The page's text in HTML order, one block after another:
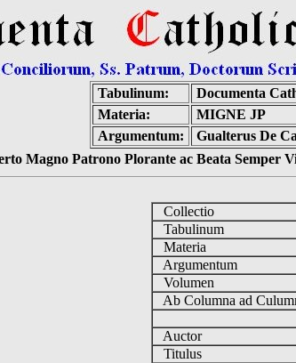
Tabulinum:
Documenta
Materia:
MIGNE JP
Argumentum:
Gualterus De
Magno Patrono Plorante ac Beata Semper
Collectio
Tabulinum
Materia
Argumentum
Volumen
Ab Columna ad
Auctor
Titulus